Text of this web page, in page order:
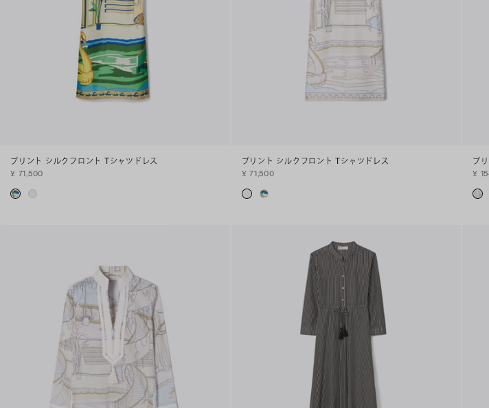
プリント シルクフロント Tシャツドレス
¥ 71,500
プリント シルクフロント Tシャツドレス
¥ 71,500
プ
¥